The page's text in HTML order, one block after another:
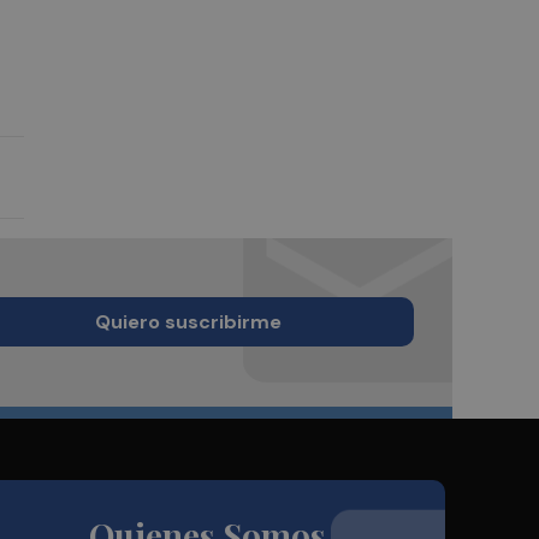
Quiero suscribirme